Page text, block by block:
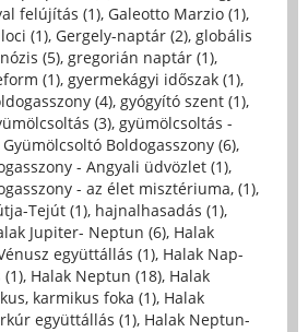
felújítás (1), Galeotto Marzio (1),
(1), Gergely-naptár (2), globális
(5), gregorián naptár (1),
(1), gyermekágyi időszak (1),
(4), gyógyító szent (1),
(3), gyümölcsoltás -
Gyümölcsoltó Boldogasszony (6),
- Angyali üdvözlet (1),
- az élet misztériuma, (1),
Tejút (1), hajnalhasadás (1),
Jupiter- Neptun (6), Halak
együttállás (1), Halak Nap-
, Halak Neptun (18), Halak
karmikus foka (1), Halak
együttállás (1), Halak Neptun-